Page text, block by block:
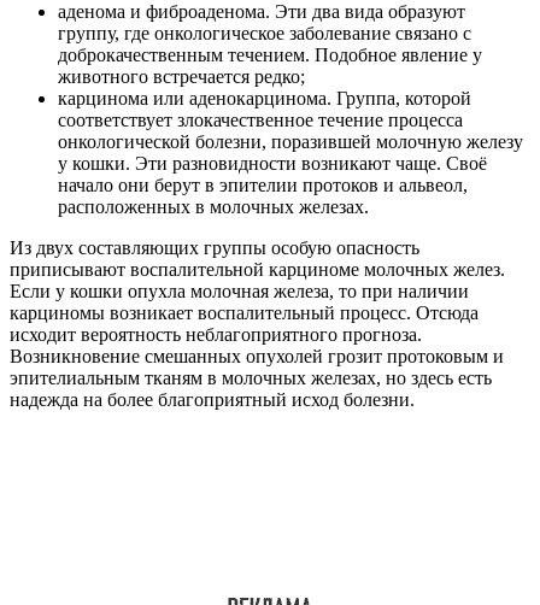
аденома и фиброаденома. Эти два вида образуют
группу, где онкологическое заболевание связано с
доброкачественным течением. Подобное явление у
животного встречается редко;
карцинома или аденокарцинома. Группа, которой
соответствует злокачественное течение процесса
онкологической болезни, поразившей молочную железу
у кошки. Эти разновидности возникают чаще. Своё
начало они берут в эпителии протоков и альвеол,
расположенных в молочных железах.
Из двух составляющих группы особую опасность
приписывают воспалительной карциноме молочных желез.
Если у кошки опухла молочная железа, то при наличии
карциномы возникает воспалительный процесс. Отсюда
исходит вероятность неблагоприятного прогноза.
Возникновение смешанных опухолей грозит протоковым и
эпителиальным тканям в молочных железах, но здесь есть
надежда на более благоприятный исход болезни.